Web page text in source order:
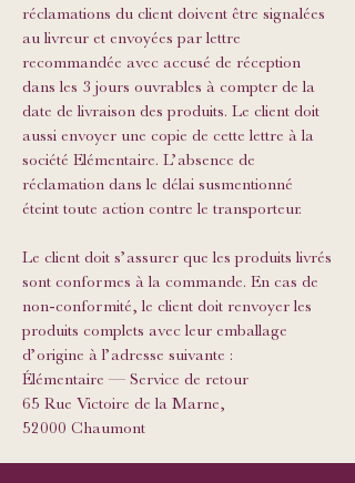
réclamations du client doivent être signalées
au livreur et envoyées par lettre
recommandée avec accusé de réception
dans les 3 jours ouvrables à compter de la
date de livraison des produits. Le client doit
aussi envoyer une copie de cette lettre à la
société Elémentaire. L’absence de
réclamation dans le délai susmentionné
éteint toute action contre le transporteur.
Le client doit s’assurer que les produits livrés
sont conformes à la commande. En cas de
non-conformité, le client doit renvoyer les
produits complets avec leur emballage
d’origine à l’adresse suivante :
Élémentaire — Service de retour
65 Rue Victoire de la Marne,
52000 Chaumont